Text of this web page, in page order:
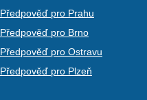
Předpověď pro Prahu
Předpověď pro Brno
Předpověď pro Ostravu
Předpověď pro Plzeň